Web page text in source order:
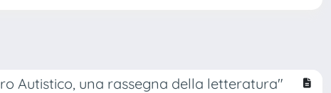
Autistico, una rassegna della letteratura"